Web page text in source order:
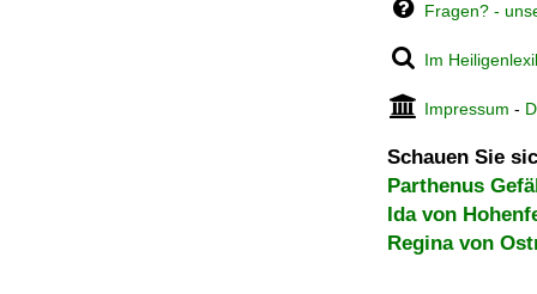
Fragen? -
Im
Impressum -
Schauen Sie
Parthenus
Ida von
Regina von